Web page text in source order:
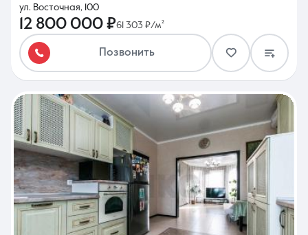
ул. Восточная, 100
12 800 000 ₽61 303 ₽/м²
Позвонить